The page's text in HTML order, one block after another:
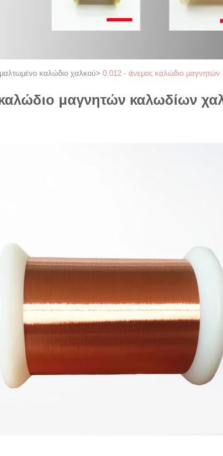
καλώδιο χαλκού> 0.012 - άνεμος καλώδιο
μαγνητών καλωδίων